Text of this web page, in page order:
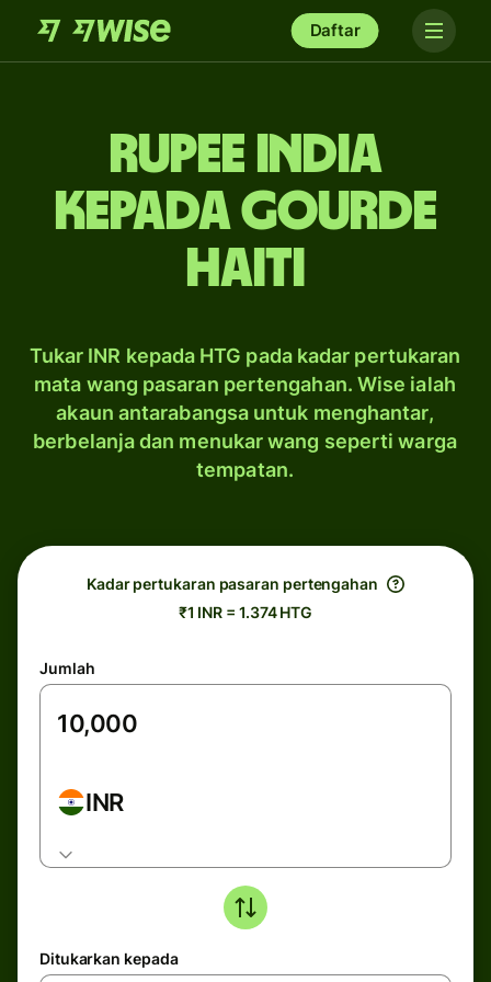
Daftar
rupee India
kepada gourde
Haiti
Tukar INR kepada HTG pada kadar pertukaran
mata wang pasaran pertengahan. Wise ialah
akaun antarabangsa untuk menghantar,
berbelanja dan menukar wang seperti warga
tempatan.
Kadar pertukaran pasaran pertengahan
₹1 INR = 1.374 HTG
Jumlah
INR
Ditukarkan kepada